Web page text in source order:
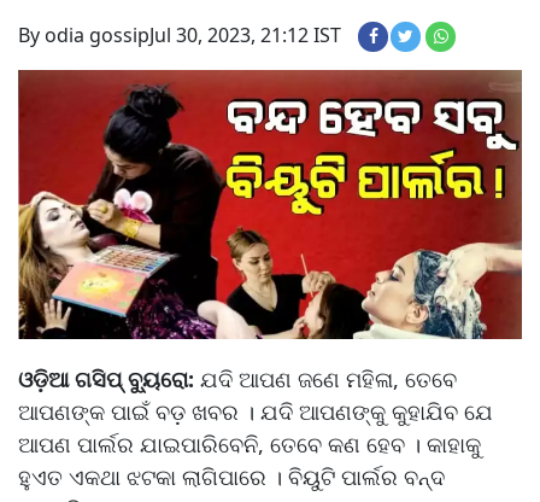
By odia gossipJul 30, 2023, 21:12 IST
ଓଡ଼ିଆ ଗସିପ୍ ବ୍ୟୁରୋ: ଯଦି ଆପଣ ଜଣେ ମହିଳା, ତେବେ
ଆପଣଙ୍କ ପାଇଁ ବଡ଼ ଖବର । ଯଦି ଆପଣଙ୍କୁ କୁହାଯିବ ଯେ
ଆପଣ ପାର୍ଲର ଯାଇପାରିବେନି, ତେବେ କଣ ହେବ । କାହାକୁ
ହୁଏତ ଏକଥା ଝଟକା ଲାଗିପାରେ । ବିୟୁଟି ପାର୍ଲର ବନ୍ଦ